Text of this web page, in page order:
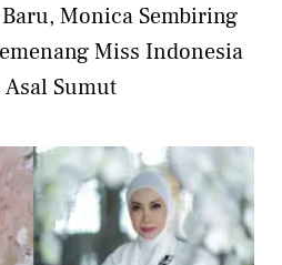
Monica Sembiring
Miss Indonesia
Asal Sumut